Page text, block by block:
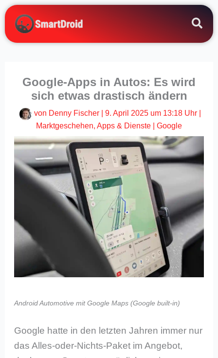
Zum
Inhalt
springen
Google-Apps in Autos: Es wird
sich etwas drastisch ändern
von Denny Fischer 9. April 2025 um 13:18 Uhr
Marktgeschehen, Apps & Dienste Google
Android Automotive mit Google Maps (Google built-in)
Google hatte in den letzten Jahren immer nur
das Alles-oder-Nichts-Paket im Angebot,